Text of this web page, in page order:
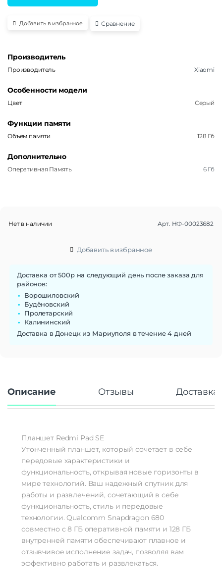
Добавить в избранное Сравнение
Производитель
Производитель Xiaomi
Особенности модели
Цвет Серый
Функции памяти
Объем памяти 128 Гб
Дополнительно
Оперативная Память 6 Гб
Нет в наличии Арт. НФ-00023682
Добавить в избранное
Доставка от 500р на следующий день после заказа для
районов:
Ворошиловский
Будёновский
Пролетарский
Калининский
Доставка в Донецк из Мариуполя в течение 4 дней
Описание Отзывы Доставка
Планшет Redmi Pad SE
Утонченный планшет, который сочетает в себе
передовые характеристики и
функциональность, открывая новые горизонты в
мире технологий. Ваш надежный спутник для
работы и развлечений, сочетающий в себе
функциональность, стиль и передовые
технологии. Qualcomm Snapdragon 680
совместно с 8 ГБ оперативной памяти и 128 ГБ
внутренней памяти обеспечивают плавное и
отзывчивое исполнение задач, позволяя вам
эффективно работать и развлекаться.